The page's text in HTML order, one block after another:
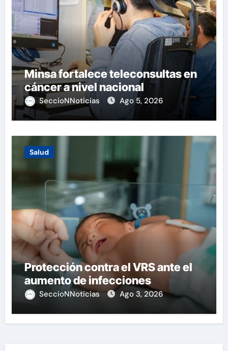
Minsa fortalece teleconsultas en
cáncer a nivel nacional
SeccioNNoticias Ago 5, 2026
Salud
Protección contra el VRS ante el
aumento de infecciones
SeccioNNoticias Ago 3, 2026